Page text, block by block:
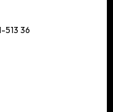
ta vidvinkelbilder som
och
filmsekvenser som
513 36